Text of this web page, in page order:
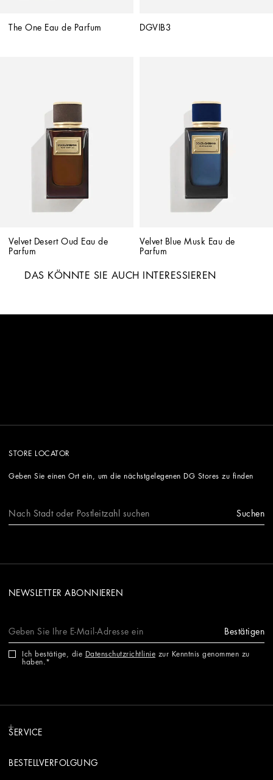
The One Eau de Parfum DGVIB3
Velvet Desert Oud Eau de
Parfum
Velvet Blue Musk Eau de
Parfum
DAS KÖNNTE SIE AUCH INTERESSIEREN
STORE LOCATOR
Geben Sie einen Ort ein, um die nächstgelegenen DG Stores zu finden
Suchen
NEWSLETTER ABONNIEREN
Bestätigen
Ich bestätige, die Datenschutzrichtlinie zur Kenntnis genommen zu
haben.
SERVICE
BESTELLVERFOLGUNG